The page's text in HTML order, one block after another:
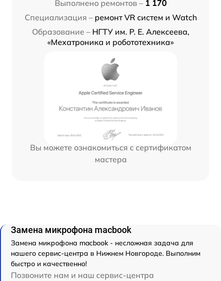
Выполнено ремонтов – 1 170
Специализация – ремонт VR систем и Watch
Образование – НГТУ им. Р. Е. Алексеева,
«Мехатроника и робототехника»
Вы можете ознакомиться с сертификатом
мастера
Замена микрофона macbook
Замена микрофона macbook - несложная задача для
нашего сервис-центра в Нижнем Новгороде. Выполним
быстро и качественно!
Позвоните нам и наш сервис-центра